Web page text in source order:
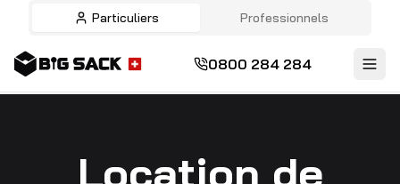
Particuliers Professionnels
0800 284 284
Location de